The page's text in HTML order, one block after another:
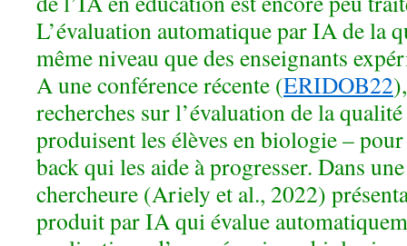
L’évaluation automatique par IA de la
même niveau que des enseignants
A une conférence récente (ERIDOB22
recherches sur l’évaluation de la
produisent les élèves en biologie –
back qui les aide à progresser. Dans
chercheure (Ariely et al., 2022)
produit par IA qui évalue